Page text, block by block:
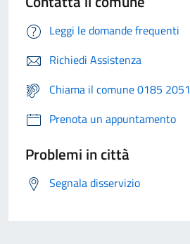
Leggi le domande frequenti
Richiedi Assistenza
Chiama il comune 0185 2051
Prenota un appuntamento
Problemi in città
Segnala disservizio